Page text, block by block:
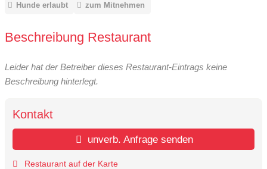
Hunde erlaubt
zum Mitnehmen
Beschreibung Restaurant
Leider hat der Betreiber dieses Restaurant-Eintrags keine
Beschreibung hinterlegt.
Kontakt
unverb. Anfrage senden
Restaurant auf der Karte